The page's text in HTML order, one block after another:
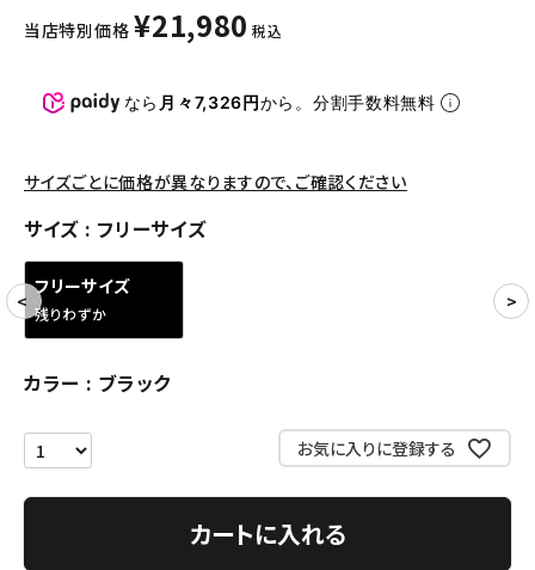
パンツ・ショーツ
SEASON
CONTENTS
ACCOUNT MENU
Follow us
当店特別価格 ¥21,980 税込
なら 月々7,326円から。分割手数料無料
サイズごとに価格が異なりますので、ご確認ください
サイズ フリーサイズ
フリーサイズ
残りわずか
カラー ブラック
お気に入りに登録する
カートに入れる